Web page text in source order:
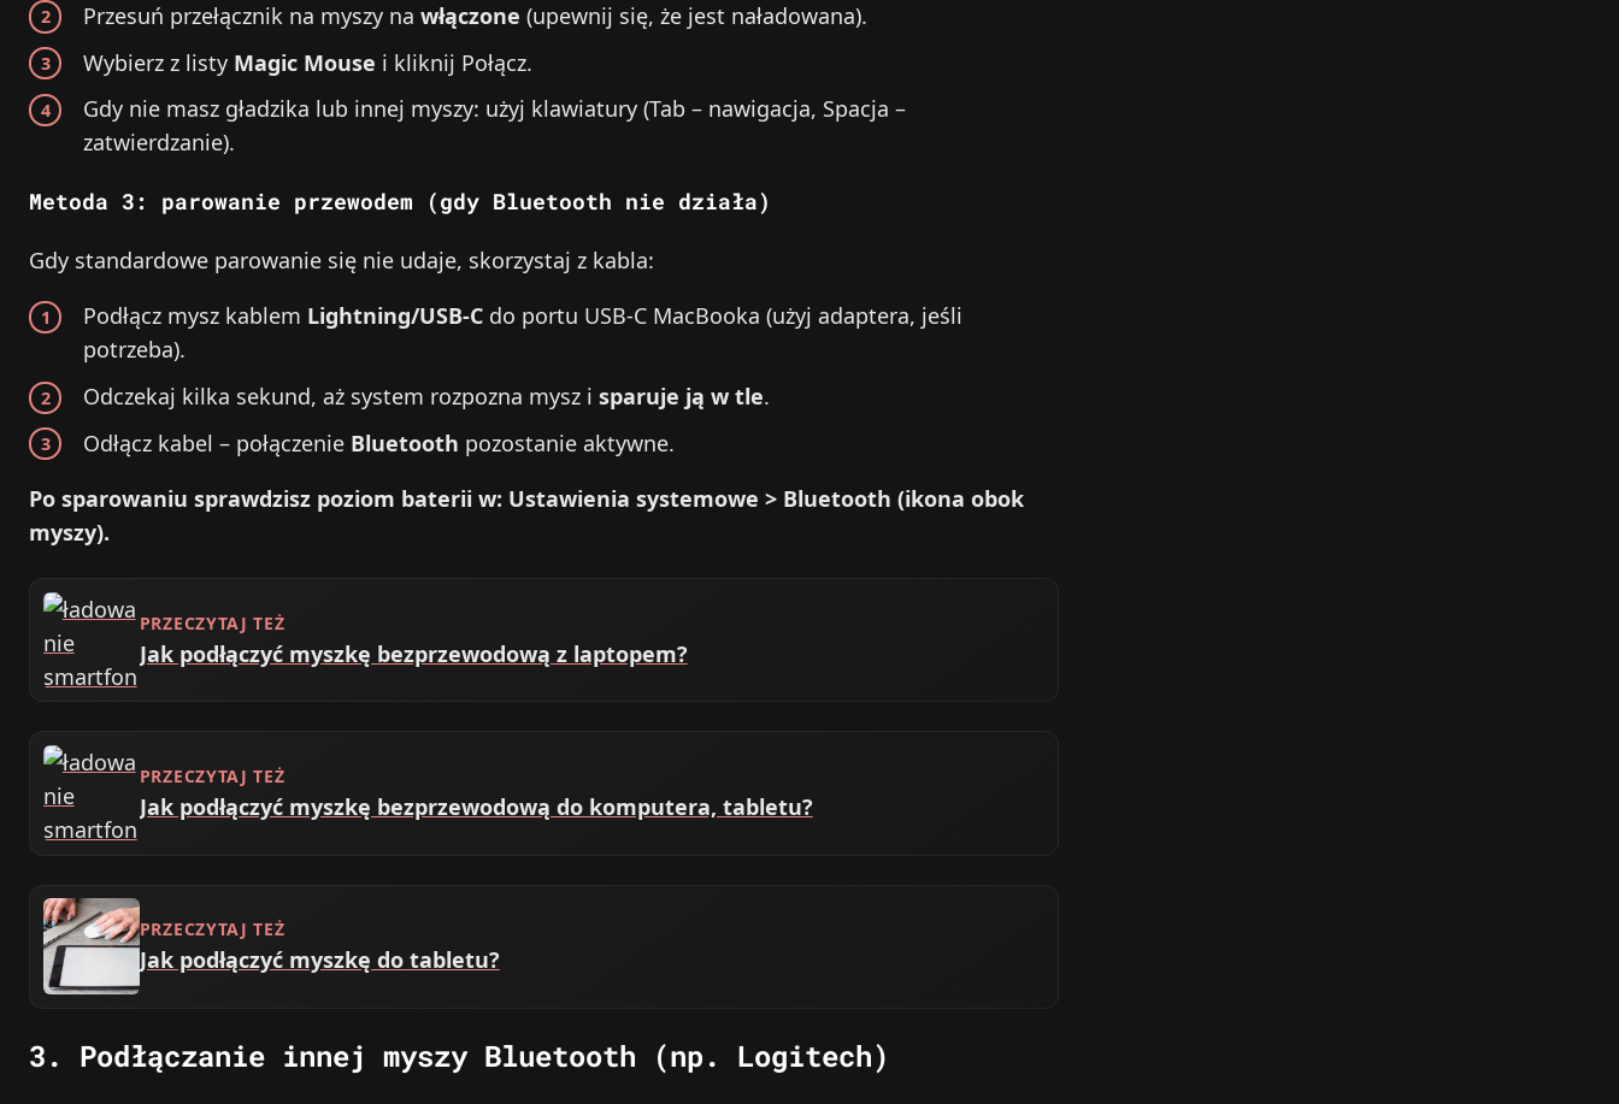
Przesuń przełącznik na myszy na włączone (upewnij się, że jest naładowana).
Wybierz z listy Magic Mouse i kliknij Połącz.
Gdy nie masz gładzika lub innej myszy: użyj klawiatury (Tab – nawigacja, Spacja –
zatwierdzanie).
Metoda 3: parowanie przewodem (gdy Bluetooth nie działa)
Gdy standardowe parowanie się nie udaje, skorzystaj z kabla:
Podłącz mysz kablem Lightning/USB‑C do portu USB‑C MacBooka (użyj adaptera, jeśli
potrzeba).
Odczekaj kilka sekund, aż system rozpozna mysz i sparuje ją w tle.
Odłącz kabel – połączenie Bluetooth pozostanie aktywne.
Po sparowaniu sprawdzisz poziom baterii w: Ustawienia systemowe > Bluetooth (ikona obok
myszy).
PRZECZYTAJ TEŻ
Jak podłączyć myszkę bezprzewodową z laptopem?
PRZECZYTAJ TEŻ
Jak podłączyć myszkę bezprzewodową do komputera, tabletu?
PRZECZYTAJ TEŻ
Jak podłączyć myszkę do tabletu?
3. Podłączanie innej myszy Bluetooth (np. Logitech)